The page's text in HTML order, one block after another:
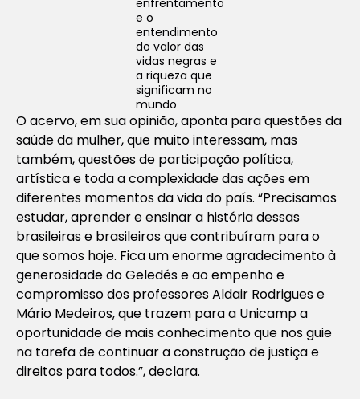
e o
entendimento
do valor das
vidas negras e
a riqueza que
significam no
mundo
O acervo, em sua opinião, aponta para questões da
saúde da mulher, que muito interessam, mas
também, questões de participação política,
artística e toda a complexidade das ações em
diferentes momentos da vida do país. “Precisamos
estudar, aprender e ensinar a história dessas
brasileiras e brasileiros que contribuíram para o
que somos hoje. Fica um enorme agradecimento à
generosidade do Geledés e ao empenho e
compromisso dos professores Aldair Rodrigues e
Mário Medeiros, que trazem para a Unicamp a
oportunidade de mais conhecimento que nos guie
na tarefa de continuar a construção de justiça e
direitos para todos.”, declara.